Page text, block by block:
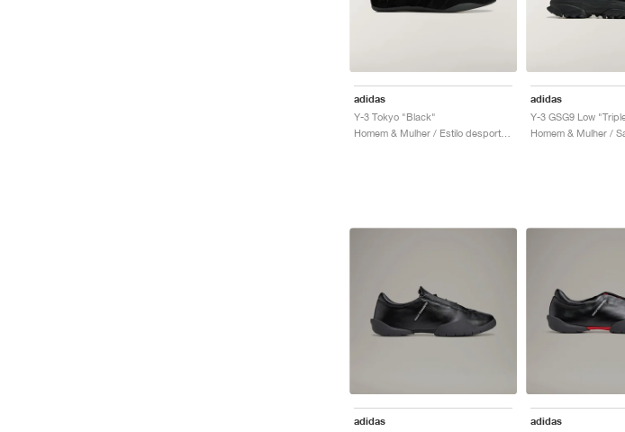
adidas
Y-3 Tokyo "Black"
adidas
Y-3 GSG9 Low
Homem & Mulher /
adidas adidas